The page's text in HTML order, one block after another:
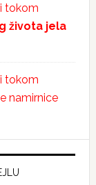
tokom
života jela
tokom
namirnice